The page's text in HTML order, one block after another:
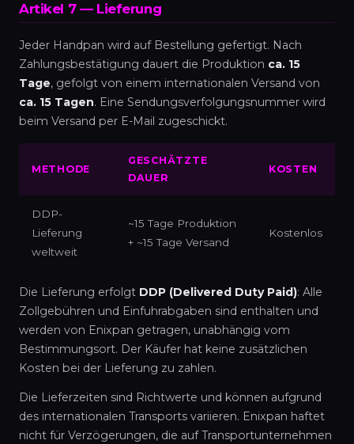
Artikel 7 — Lieferung
Jeder Handpan wird auf Bestellung gefertigt. Nach
Zahlungsbestätigung dauert die Produktion ca. 15
Tage, gefolgt von einem internationalen Versand von
ca. 15 Tagen. Eine Sendungsverfolgungsnummer wird
beim Versand per E-Mail zugeschickt.
METHODE
GESCHÄTZTE
DAUER
KOSTEN
DDP-
Lieferung
weltweit
~15 Tage Produktion
+ ~15 Tage Versand
Kostenlos
Die Lieferung erfolgt DDP (Delivered Duty Paid): Alle
Zollgebühren und Einfuhrabgaben sind enthalten und
werden von Enixpan getragen, unabhängig vom
Bestimmungsort. Der Käufer hat keine zusätzlichen
Kosten bei der Lieferung zu zahlen.
Die Lieferzeiten sind Richtwerte und können aufgrund
des internationalen Transports variieren. Enixpan haftet
nicht für Verzögerungen, die auf Transportunternehmen